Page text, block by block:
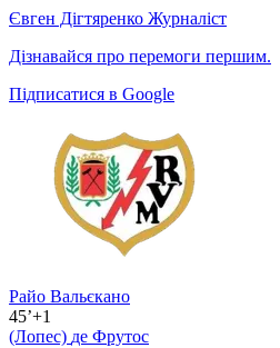
Євген Дігтяренко Журналіст
Дізнавайся про перемоги першим.
Підписатися в Google
Райо Вальєкано
45’+1
(Лопес) де Фрутос